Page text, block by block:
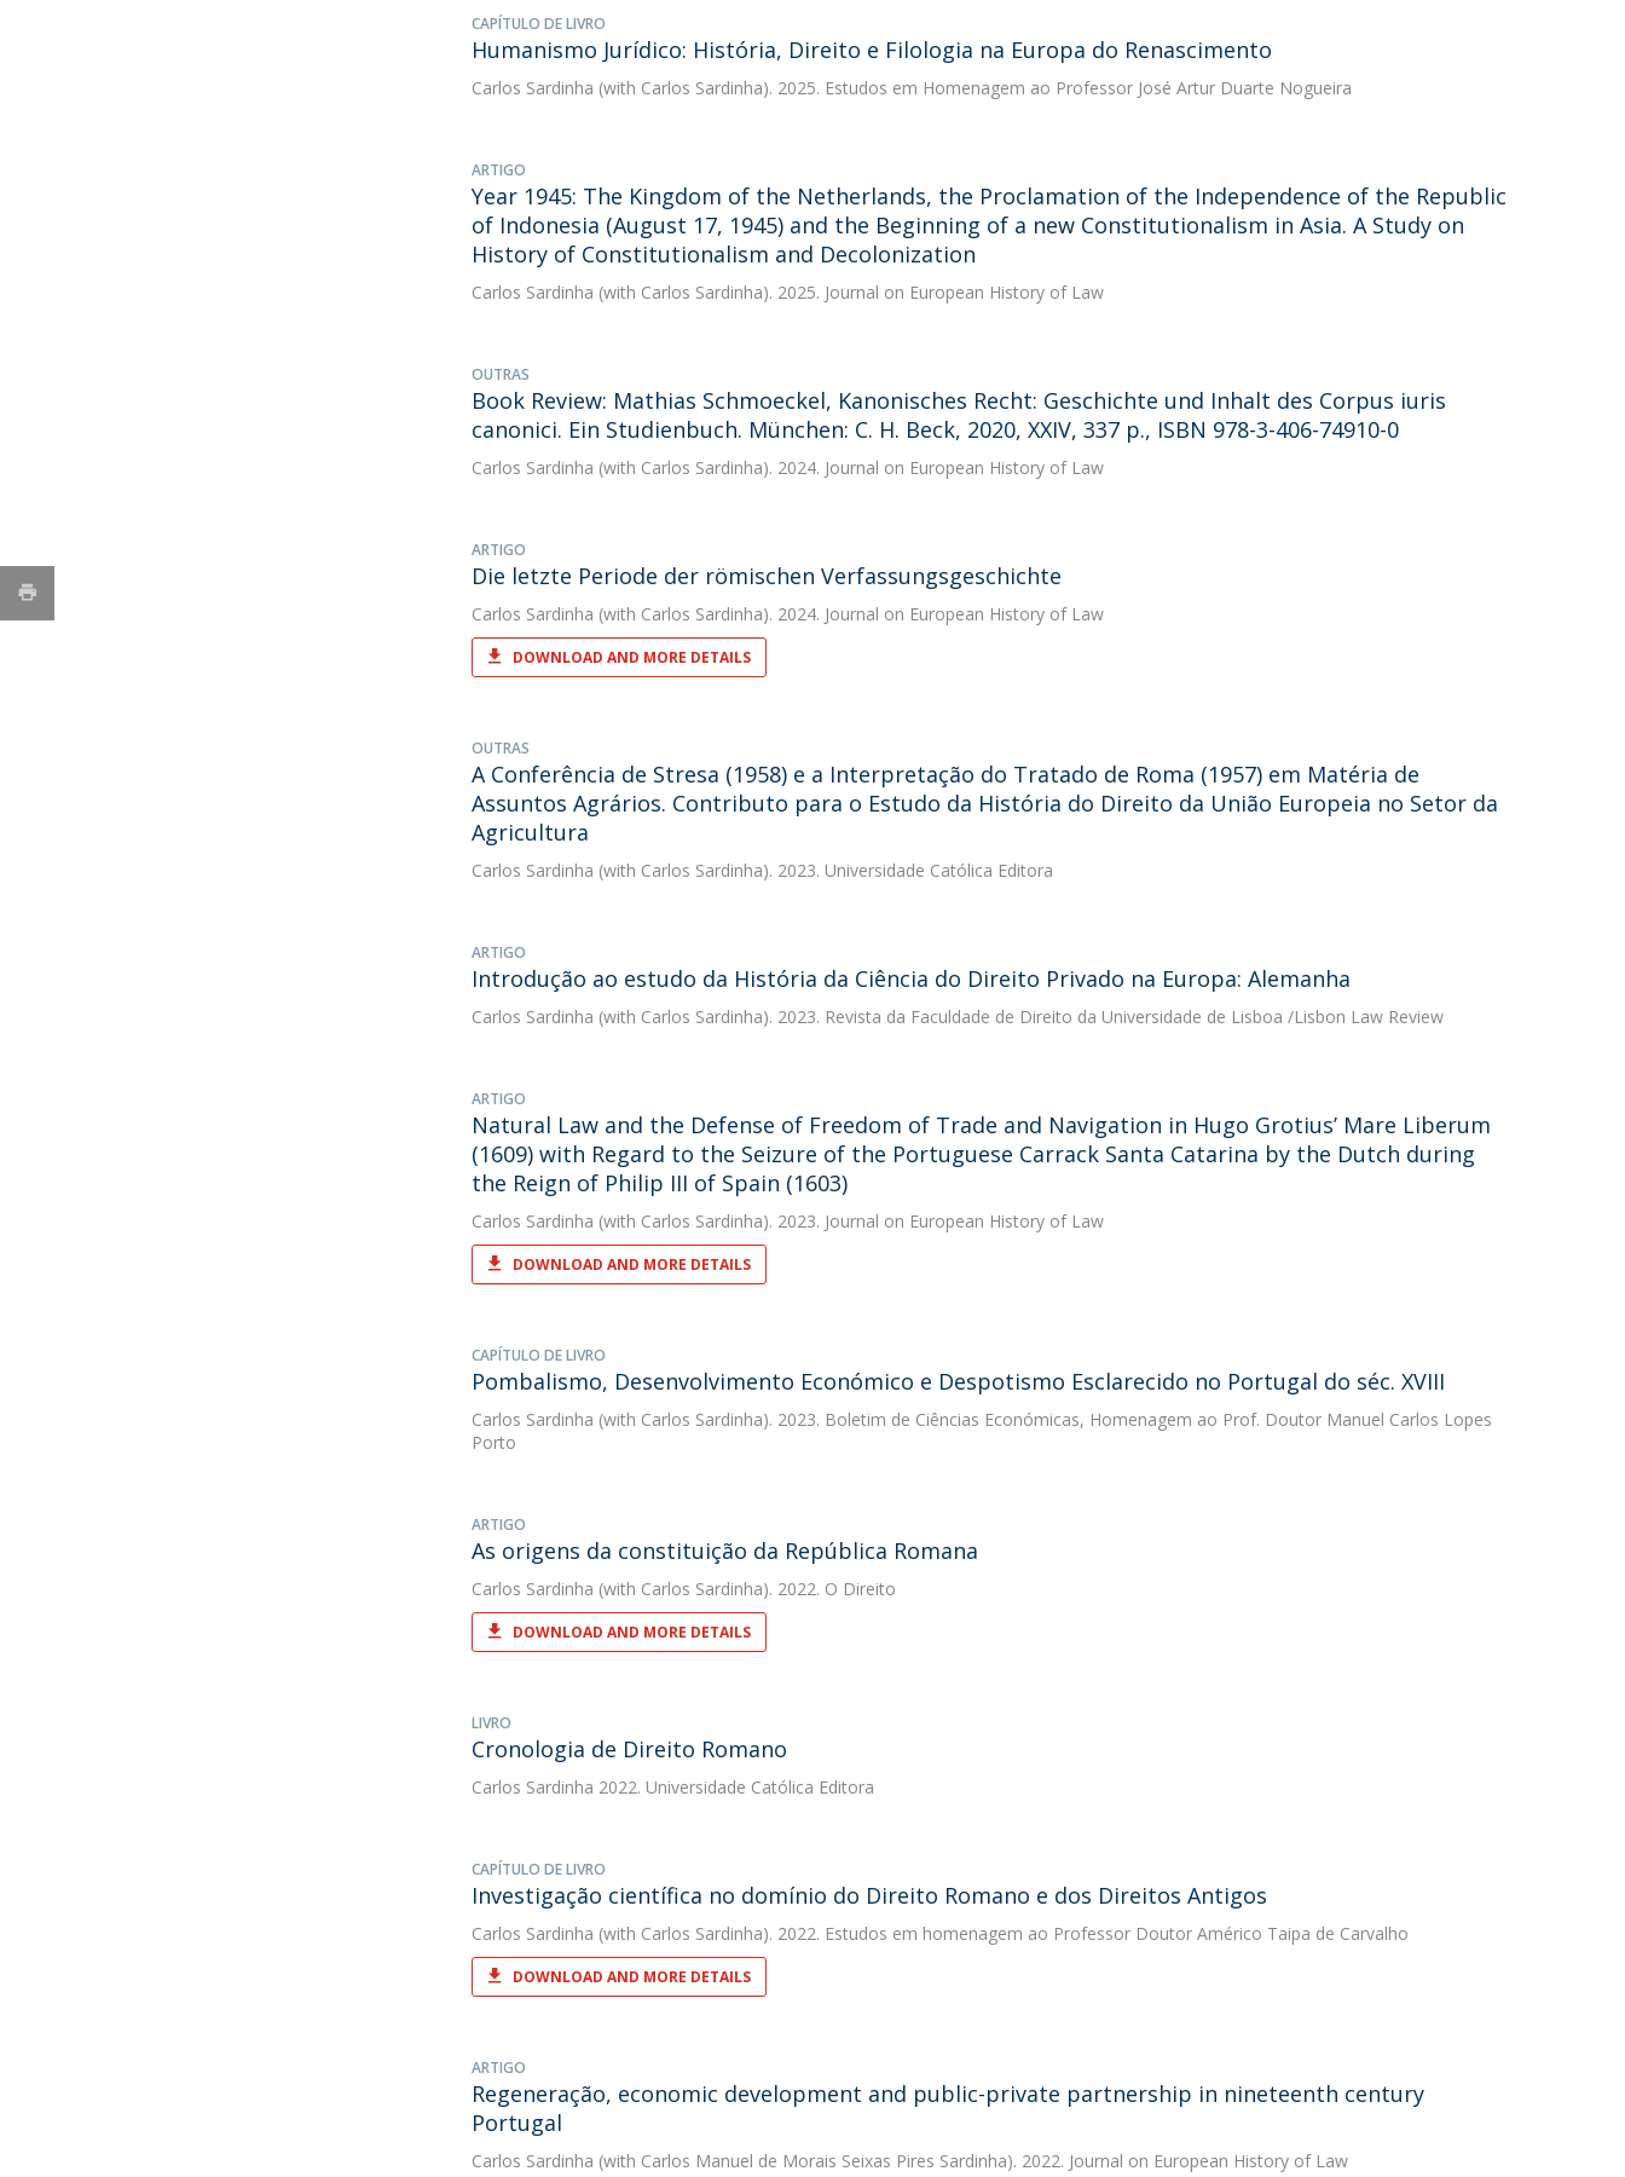
CAPÍTULO DE LIVRO
Humanismo Jurídico: História, Direito e Filologia na Europa do Renascimento
Carlos Sardinha (with Carlos Sardinha). 2025. Estudos em Homenagem ao Professor José Artur Duarte Nogueira
ARTIGO
Year 1945: The Kingdom of the Netherlands, the Proclamation of the Independence of the Republic
of Indonesia (August 17, 1945) and the Beginning of a new Constitutionalism in Asia. A Study on
History of Constitutionalism and Decolonization
Carlos Sardinha (with Carlos Sardinha). 2025. Journal on European History of Law
OUTRAS
Book Review: Mathias Schmoeckel, Kanonisches Recht: Geschichte und Inhalt des Corpus iuris
canonici. Ein Studienbuch. München: C. H. Beck, 2020, XXIV, 337 p., ISBN 978-3-406-74910-0
Carlos Sardinha (with Carlos Sardinha). 2024. Journal on European History of Law
ARTIGO
Die letzte Periode der römischen Verfassungsgeschichte
Carlos Sardinha (with Carlos Sardinha). 2024. Journal on European History of Law
DOWNLOAD AND MORE DETAILS
OUTRAS
A Conferência de Stresa (1958) e a Interpretação do Tratado de Roma (1957) em Matéria de
Assuntos Agrários. Contributo para o Estudo da História do Direito da União Europeia no Setor da
Agricultura
Carlos Sardinha (with Carlos Sardinha). 2023. Universidade Católica Editora
ARTIGO
Introdução ao estudo da História da Ciência do Direito Privado na Europa: Alemanha
Carlos Sardinha (with Carlos Sardinha). 2023. Revista da Faculdade de Direito da Universidade de Lisboa /Lisbon Law Review
ARTIGO
Natural Law and the Defense of Freedom of Trade and Navigation in Hugo Grotius’ Mare Liberum
(1609) with Regard to the Seizure of the Portuguese Carrack Santa Catarina by the Dutch during
the Reign of Philip III of Spain (1603)
Carlos Sardinha (with Carlos Sardinha). 2023. Journal on European History of Law
DOWNLOAD AND MORE DETAILS
CAPÍTULO DE LIVRO
Pombalismo, Desenvolvimento Económico e Despotismo Esclarecido no Portugal do séc. XVIII
Carlos Sardinha (with Carlos Sardinha). 2023. Boletim de Ciências Económicas, Homenagem ao Prof. Doutor Manuel Carlos Lopes
Porto
ARTIGO
As origens da constituição da República Romana
Carlos Sardinha (with Carlos Sardinha). 2022. O Direito
DOWNLOAD AND MORE DETAILS
LIVRO
Cronologia de Direito Romano
Carlos Sardinha 2022. Universidade Católica Editora
CAPÍTULO DE LIVRO
Investigação científica no domínio do Direito Romano e dos Direitos Antigos
Carlos Sardinha (with Carlos Sardinha). 2022. Estudos em homenagem ao Professor Doutor Américo Taipa de Carvalho
DOWNLOAD AND MORE DETAILS
ARTIGO
Regeneração, economic development and public-private partnership in nineteenth century
Portugal
Carlos Sardinha (with Carlos Manuel de Morais Seixas Pires Sardinha). 2022. Journal on European History of Law